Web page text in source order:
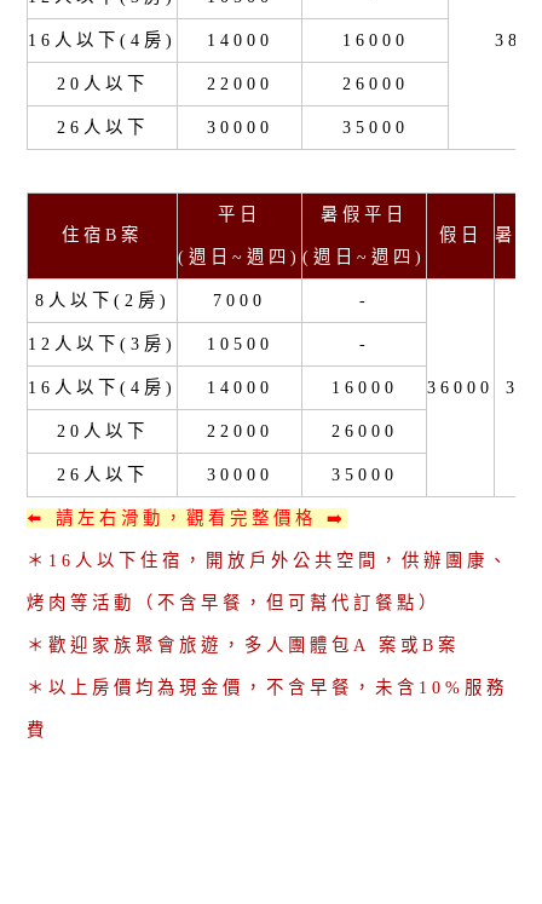
16人以下(4房) 14000 16000
20人以下 22000 26000
26人以下 30000 35000
住宿B案
平日
(週日~週四)
暑假平日
(週日~週四)
假日 暑
8人以下(2房) 7000 -
36000
12人以下(3房) 10500 -
16人以下(4房) 14000 16000
20人以下 22000 26000
26人以下 30000 35000
⬅️ 請左右滑動，觀看完整價格 ➡️
＊16人以下住宿，開放戶外公共空間，供辦團康、
烤肉等活動（不含早餐，但可幫代訂餐點）
＊歡迎家族聚會旅遊，多人團體包A 案或B案
＊以上房價均為現金價，不含早餐，未含10%服務
費